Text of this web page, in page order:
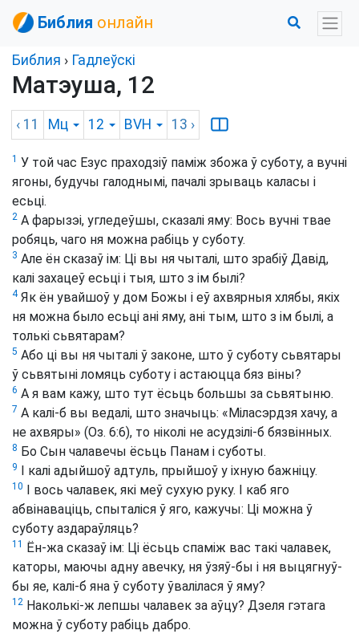
Библия онлайн
Библия › Гадлеўскі
Матэуша, 12
‹ 11 Мц 12 BVH 13 ›
1 У той час Езус праходзіў паміж збожа ў суботу, а вучні
ягоны, будучы галоднымі, пачалі зрываць каласы і
есьці.
2 А фарызэі, угледеўшы, сказалі яму: Вось вучні твае
робяць, чаго ня можна рабіць у суботу.
3 Але ён сказаў ім: Ці вы ня чыталі, што зрабіў Давід,
калі захацеў есьці і тыя, што з ім былі?
4Як ён увайшоў у дом Божы і еў ахвярныя хлябы, якіх
ня можна было есьці ані яму, ані тым, што з ім былі, а
толькі сьвятарам?
5 Або ці вы ня чыталі ў законе, што ў суботу сьвятары
ў сьвятыні ломяць суботу і астаюцца бяз віны?
6 А я вам кажу, што тут ёсьць большы за сьвятыню.
7 А калі-б вы ведалі, што значыць: «Міласэрдзя хачу, а
не ахвяры» (Оз. 6:6), то ніколі не асудзілі-б бязвінных.
8 Бо Сын чалавечы ёсьць Панам і суботы.
9 І калі адыйшоў адтуль, прыйшоў у іхную бажніцу.
10
І вось чалавек, які меў сухую руку. І каб яго
абвінаваціць, спыталіся ў яго, кажучы: Ці можна ў
суботу аздараўляць?
11
Ён-жа сказаў ім: Ці ёсьць спаміж вас такі чалавек,
каторы, маючы адну авечку, ня ўзяў-бы і ня выцягнуў-
бы яе, калі-б яна ў суботу ўвалілася ў яму?
12 Наколькі-ж лепшы чалавек за аўцу? Дзеля гэтага
можна ў суботу рабіць дабро.